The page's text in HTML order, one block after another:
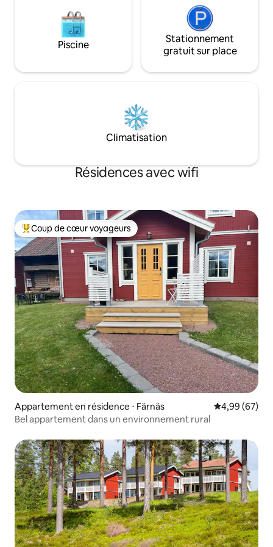
Piscine
Stationnement
gratuit sur place
Climatisation
Résidences avec wifi
Coups de cœur voyageurs les plus appréciés
Coup de cœur voyageurs
Appartement en résidence ⋅ Färnäs Évaluation
4,99 (67)
Bel appartement dans un environnement rural